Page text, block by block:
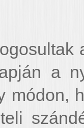
a
módon,